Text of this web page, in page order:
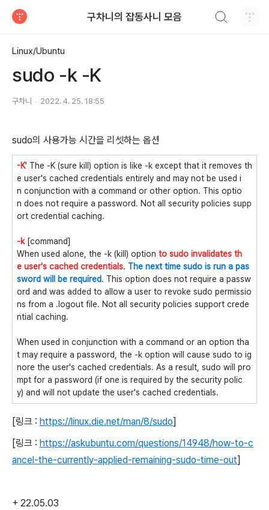
구차니의 잡동사니 모음
Linux/Ubuntu
sudo -k -K
구차니 2022. 4. 25. 18:55
sudo의 사용가능 시간을 리셋하는 옵션
-K' The -K (sure kill) option is like -k except that it removes th
e user's cached credentials entirely and may not be used i
n conjunction with a command or other option. This optio
n does not require a password. Not all security policies supp
ort credential caching.
-k[command]
When used alone, the -k (kill) option to sudo invalidates th
e user's cached credentials. The next time sudo is run a pas
sword will be required. This option does not require a passw
ord and was added to allow a user to revoke sudo permissio
ns from a .logout file. Not all security policies support crede
ntial caching.
When used in conjunction with a command or an option tha
t may require a password, the -k option will cause sudo to ig
nore the user's cached credentials. As a result, sudo will pro
mpt for a password (if one is required by the security polic
y) and will not update the user's cached credentials.
[링크 : https://linux.die.net/man/8/sudo]
[링크 : https://askubuntu.com/questions/14948/how-to-c
ancel-the-currently-applied-remaining-sudo-time-out]
+ 22.05.03